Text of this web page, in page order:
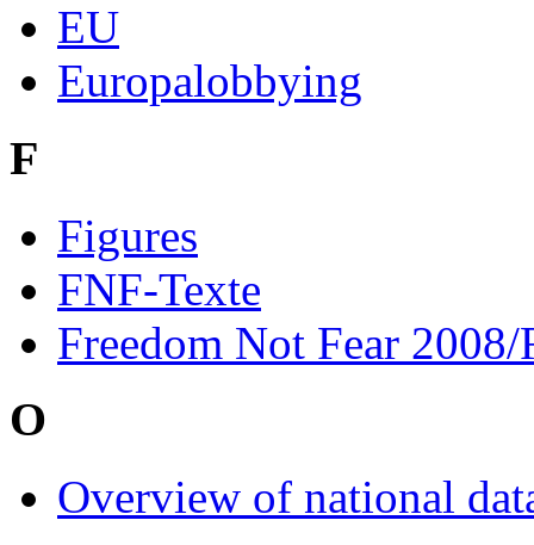
EU
Europalobbying
F
Figures
FNF-Texte
Freedom Not Fear 2008/
O
Overview of national